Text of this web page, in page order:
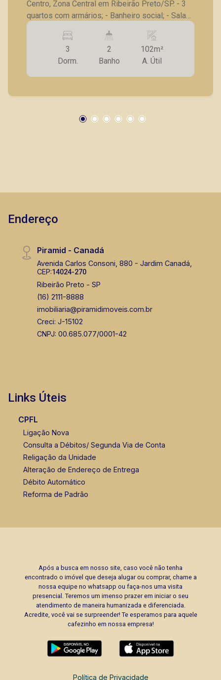
Centro, Zona Central em Ribeirão Preto/SP. - 3
quartos com armários; - Banheiro social; - Sala
para 2 ambientes; - Cozinha completa em
armários; - Área de serviço; - Banheiro de
seus clientes com agilidade e segurança, em
locação, vendas de imóveis prontos, usados ou
de Ribeirão Preto.
3
Dorm.
2
Banho
102m²
A. Útil
Endereço
Piramid - Canadá
Avenida Carlos Consoni, 880 - Jardim Canadá,
CEP:14024-270
Ribeirão Preto - SP
(16) 2111-8888
imobiliaria@piramidimoveis.com.br
Creci: J-15102
CNPJ: 00.685.077/0001-42
Links Úteis
CPFL
Ligação Nova
Consulta a Débitos/ Segunda Via de Conta
Religação da Unidade
Alteração de Endereço de Entrega
Débito Automático
Reforma de Padrão
Após a busca em nosso site, caso você não tenha
encontrado o imóvel que deseja alugar ou comprar, chame a
nossa equipe no whatsapp ou faça-nos uma visita
presencial. Teremos um imenso prazer em iniciar o seu
atendimento de maneira humanizada e diferenciada.
Acredite, você vai se surpreender! Te esperamos para aquele
cafezinho em nossa empresa!
Política de Privacidade